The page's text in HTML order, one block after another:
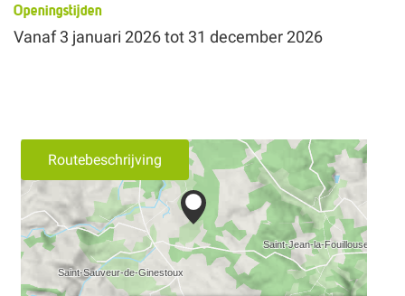
Openingstijden
Vanaf 3 januari 2026tot 31 december 2026
Routebeschrijving